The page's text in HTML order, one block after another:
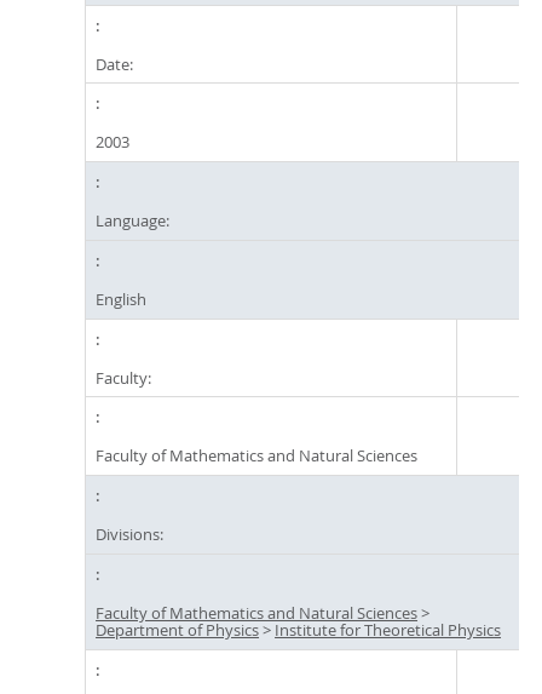
Date:
2003
Language:
English
Faculty:
Faculty of Mathematics and Natural Sciences
Divisions:
Faculty of Mathematics and Natural Sciences>
Department of Physics> Institute for Theoretical Physics